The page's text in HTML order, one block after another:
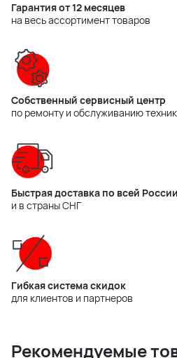
Гарантия от 12 месяцев
на весь ассортимент товаров
Собственный сервисный центр
по ремонту и обслуживанию
Быстрая доставка по всей России
и в страны СНГ
Гибкая система скидок
для клиентов и партнеров
Рекомендуемые